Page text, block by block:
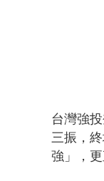
台灣強
三振，
強 」，更